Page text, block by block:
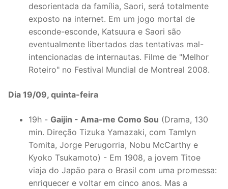
desorientada da família, Saori, será totalmente
exposto na internet. Em um jogo mortal de
esconde-esconde, Katsuura e Saori são
eventualmente libertados das tentativas mal-
intencionadas de internautas. Filme de "Melhor
Roteiro" no Festival Mundial de Montreal 2008.
Dia 19/09, quinta-feira
19h - Gaijin - Ama-me Como Sou (Drama, 130
min. Direção Tizuka Yamazaki, com Tamlyn
Tomita, Jorge Perugorria, Nobu McCarthy e
Kyoko Tsukamoto) - Em 1908, a jovem Titoe
viaja do Japão para o Brasil com uma promessa:
enriquecer e voltar em cinco anos. Mas a